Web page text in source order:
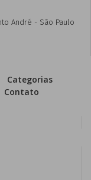
André - São Paulo
Categorias
Contato